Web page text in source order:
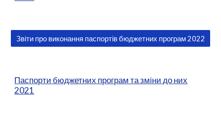
Звіти про виконання паспортів бюджетних програм 2022
Паспорти бюджетних програм та зміни до них
2021